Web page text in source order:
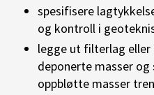
spesifisere
og kontroll i
legge ut filterlag
deponerte masser
oppbløtte masser